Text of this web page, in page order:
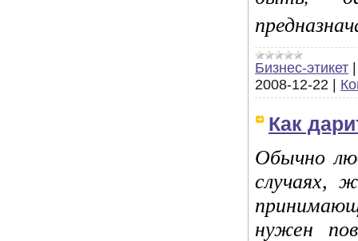
Бизнес-этикет
2008-12-22
Как
Обычно
случаях,
нужен